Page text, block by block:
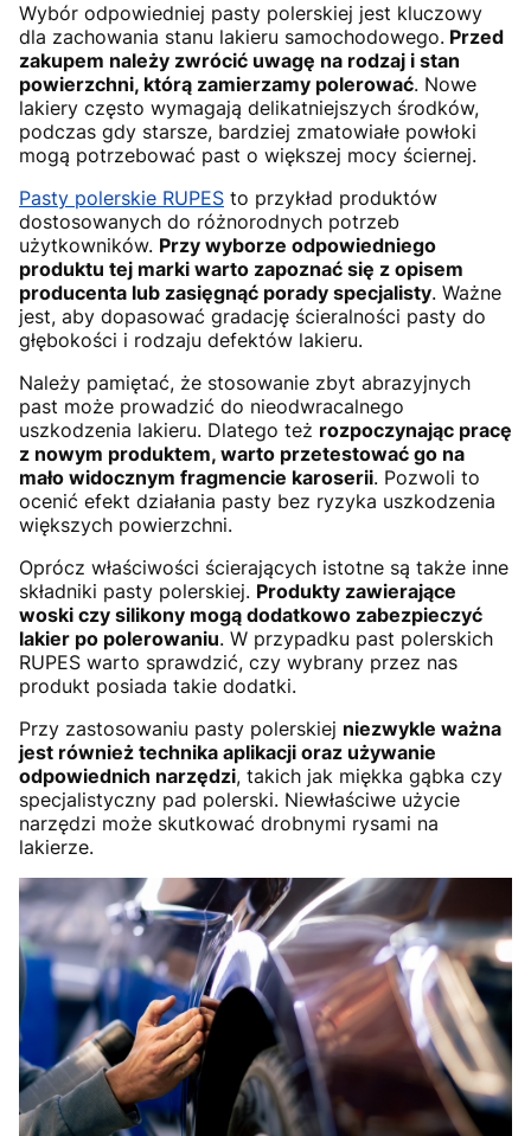
Wybór odpowiedniej pasty polerskiej jest kluczowy
dla zachowania stanu lakieru samochodowego. Przed
zakupem należy zwrócić uwagę na rodzaj i stan
powierzchni, którą zamierzamy polerować. Nowe
lakiery często wymagają delikatniejszych środków,
podczas gdy starsze, bardziej zmatowiałe powłoki
mogą potrzebować past o większej mocy ściernej.
Pasty polerskie RUPES to przykład produktów
dostosowanych do różnorodnych potrzeb
użytkowników. Przy wyborze odpowiedniego
produktu tej marki warto zapoznać się z opisem
producenta lub zasięgnąć porady specjalisty. Ważne
jest, aby dopasować gradację ścieralności pasty do
głębokości i rodzaju defektów lakieru.
Należy pamiętać, że stosowanie zbyt abrazyjnych
past może prowadzić do nieodwracalnego
uszkodzenia lakieru. Dlatego też rozpoczynając pracę
z nowym produktem, warto przetestować go na
mało widocznym fragmencie karoserii. Pozwoli to
ocenić efekt działania pasty bez ryzyka uszkodzenia
większych powierzchni.
Oprócz właściwości ścierających istotne są także inne
składniki pasty polerskiej. Produkty zawierające
woski czy silikony mogą dodatkowo zabezpieczyć
lakier po polerowaniu. W przypadku past polerskich
RUPES warto sprawdzić, czy wybrany przez nas
produkt posiada takie dodatki.
Przy zastosowaniu pasty polerskiej niezwykle ważna
jest również technika aplikacji oraz używanie
odpowiednich narzędzi, takich jak miękka gąbka czy
specjalistyczny pad polerski. Niewłaściwe użycie
narzędzi może skutkować drobnymi rysami na
lakierze.